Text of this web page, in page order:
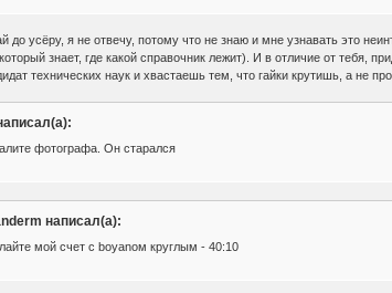
до усёру, я не отвечу, потому что не знаю и мне узнавать это
знает, где какой справочник лежит). И в отличие от
технических наук и хвастаешь тем, что гайки крутишь, а не
фотографа. Он старался
написал(а):
мой счет с boyanoм круглым - 40:10